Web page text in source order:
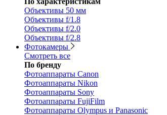
Объективы 50 мм
Объективы f/1.8
Объективы f/2.0
Объективы f/2.8
Фотокамеры
Смотреть все
По бренду
Фотоаппараты Canon
Фотоаппараты Nikon
Фотоаппараты Sony
Фотоаппараты FujiFilm
Фотоаппараты Olympus и Panasonic